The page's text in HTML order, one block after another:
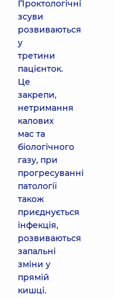
Проктологічні
зсуви
розвиваються
у
третини
пацієнток.
Це
закрепи,
нетримання
калових
мас та
біологічного
газу, при
прогресуванні
патології
також
приєднується
інфекція,
розвиваються
запальні
зміни у
прямій
кишці.